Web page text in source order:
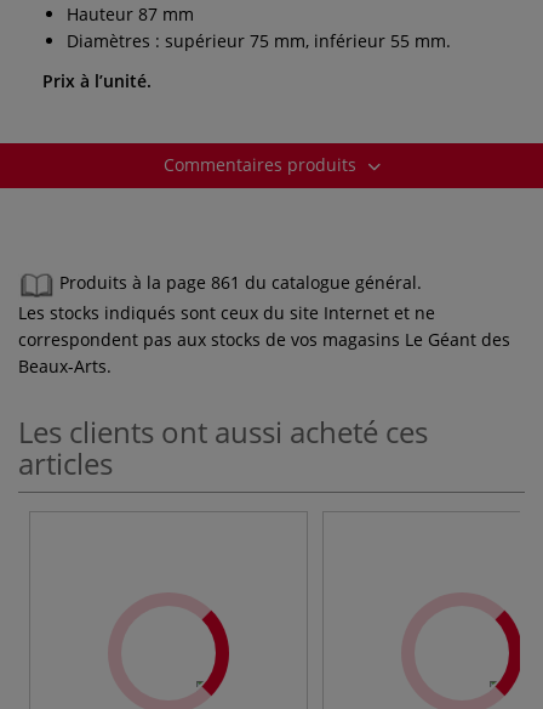
Hauteur 87 mm
Diamètres : supérieur 75 mm, inférieur 55 mm.
Prix à l’unité.
Commentaires produits
Produits à la page 861 du catalogue général.
Les stocks indiqués sont ceux du site Internet et ne
correspondent pas aux stocks de vos magasins Le Géant des
Beaux-Arts.
Les clients ont aussi acheté ces
articles